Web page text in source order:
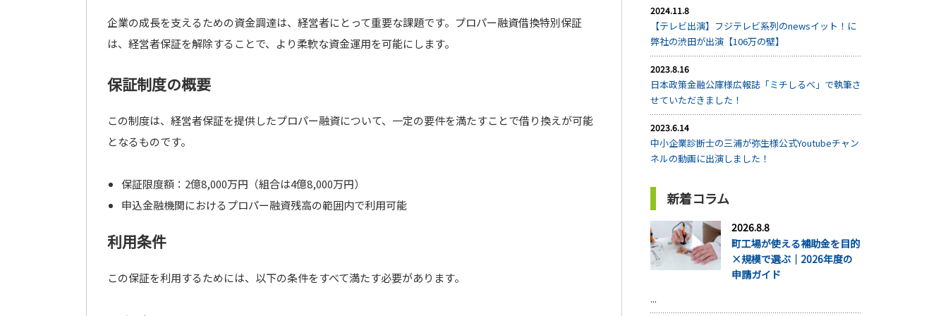
企業の成長を支えるための資金調達は、経営者にとって重要な課題です。プロパー融資借換特別保証
は、経営者保証を解除することで、より柔軟な資金運用を可能にします。
保証制度の概要
この制度は、経営者保証を提供したプロパー融資について、一定の要件を満たすことで借り換えが可能
となるものです。
保証限度額：2億8,000万円（組合は4億8,000万円）
申込金融機関におけるプロパー融資残高の範囲内で利用可能
利用条件
この保証を利用するためには、以下の条件をすべて満たす必要があります。
2024.11.8
【テレビ出演】フジテレビ系列のnewsイット！に
弊社の渋田が出演【106万の壁】
2023.8.16
日本政策金融公庫様広報誌「ミチしるべ」で執筆さ
せていただきました！
2023.6.14
中小企業診断士の三浦が弥生様公式Youtubeチャン
ネルの動画に出演しました！
新着コラム
2026.8.8
町工場が使える補助金を目的
×規模で選ぶ｜2026年度の
申請ガイド
...